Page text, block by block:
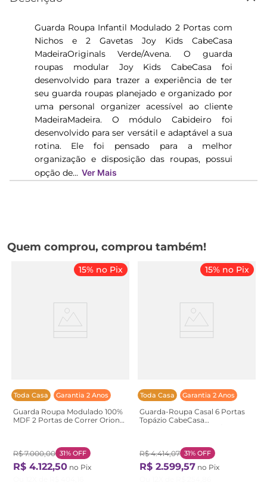
Guarda Roupa Infantil Modulado 2 Portas com
Nichos e 2 Gavetas Joy Kids CabeCasa
MadeiraOriginals Verde/Avena. O guarda
roupas modular Joy Kids CabeCasa foi
desenvolvido para trazer a experiência de ter
seu guarda roupas planejado e organizado por
uma personal organizer acessível ao cliente
MadeiraMadeira. O módulo Cabideiro foi
desenvolvido para ser versátil e adaptável a sua
rotina. Ele foi pensado para a melhor
organização e disposição das roupas, possui
opção de... Ver Mais
Quem comprou, comprou também!
Toda Casa Garantia 2 Anos
15% no Pix
Guarda Roupa Modulado 100%
MDF 2 Portas de Correr Orion
R$ 7.000,00 31% OFF
R$ 4.122,50 no Pix
Toda Casa Garantia 2 Anos
15% no Pix
Guarda-Roupa Casal 6 Portas
Topázio CabeCasa
R$ 4.414,07 31% OFF
R$ 2.599,57 no Pix